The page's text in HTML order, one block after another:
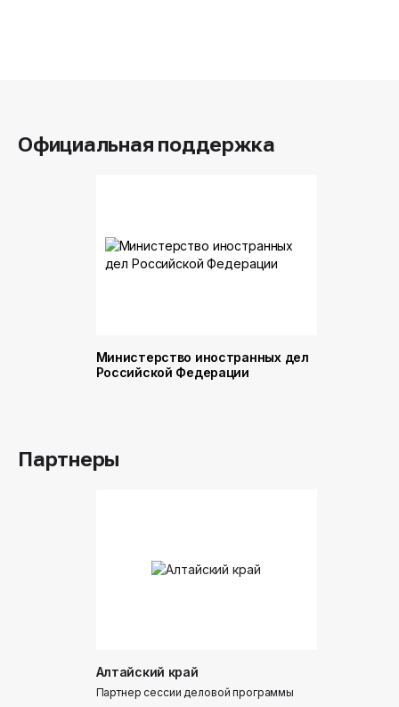
Официальная поддержка
Министерство иностранных дел
Российской Федерации
Партнеры
Алтайский край
Партнер сессии деловой программы